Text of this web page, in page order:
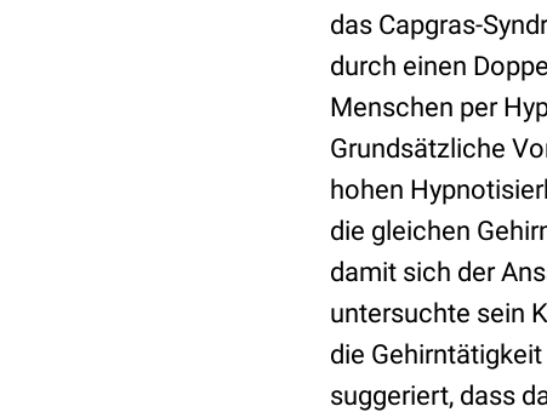
das Capgras-
durch einen
Menschen per
Grundsätzliche
hohen
die gleichen
damit sich der
untersuchte sein
die
suggeriert, dass